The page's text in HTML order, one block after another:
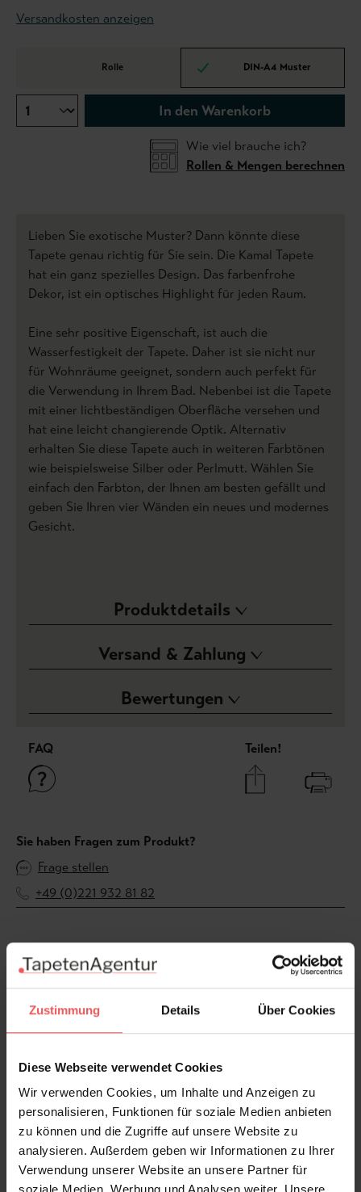
Zustimmung Details Über Cookies
Diese Webseite verwendet Cookies
Wir verwenden Cookies, um Inhalte und Anzeigen zu
personalisieren, Funktionen für soziale Medien anbieten
zu können und die Zugriffe auf unsere Website zu
analysieren. Außerdem geben wir Informationen zu Ihrer
Verwendung unserer Website an unsere Partner für
Versandkosten anzeigen
Rolle DIN-A4 Muster
In den Warenkorb
Wie viel brauche ich?
Rollen & Mengen berechnen
Lieben Sie exotische Muster? Dann könnte diese
Tapete genau richtig für Sie sein. Die Kamal Tapete
hat ein ganz spezielles Design. Das farbenfrohe
Dekor, ist ein optisches Highlight für jeden Raum.
Eine sehr positive Eigenschaft, ist auch die
Wasserfestigkeit der Tapete. Daher ist sie nicht nur
für Wohnräume geeignet, sondern auch perfekt für
die Verwendung in Ihrem Bad. Nebenbei ist die Tapete
mit einer lichtbeständigen Oberfläche versehen und
hat eine leicht changierende Optik. Alternativ
erhalten Sie diese Tapete auch in weiteren Farbtönen
wie beispielsweise Silber oder Perlmutt. Wählen Sie
einfach den Farbton, der Ihnen am besten gefällt und
geben Sie Ihren vier Wänden ein neues und modernes
Gesicht.
Produktdetails
Versand & Zahlung
Bewertungen
FAQ Teilen!
Sie haben Fragen zum Produkt?
Frage stellen
+49 (0)221 932 81 82